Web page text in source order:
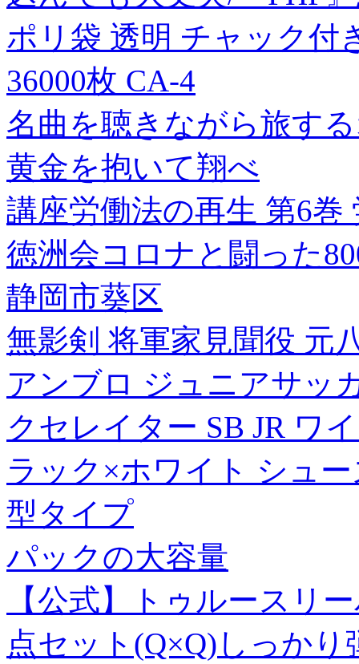
ポリ袋 透明 チャック付
36000枚 CA-4
名曲を聴きながら旅す
黄金を抱いて翔べ
講座労働法の再生 第6
徳洲会コロナと闘った
静岡市葵区
無影剣 将軍家見聞役 元
アンブロ ジュニアサッ
クセレイター SB JR ワ
ラック×ホワイト シュ
型タイプ
パックの大容量
【公式】トゥルースリ
点セット(Q×Q)しっか